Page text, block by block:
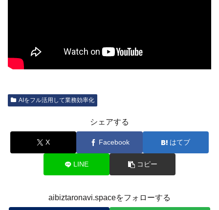
AIをフル活用して業務効率化
シェアする
X Facebook はてブ
LINE コピー
aibiztaronavi.spaceをフォローする